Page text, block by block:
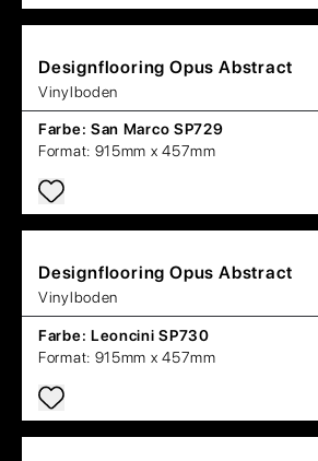
Designflooring Opus Abstract
Vinylboden
Farbe: San Marco SP729
Format: 915mm x 457mm
Designflooring Opus Abstract
Vinylboden
Farbe: Leoncini SP730
Format: 915mm x 457mm